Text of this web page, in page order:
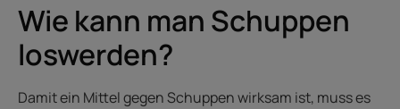
Wie kann man Schuppen
loswerden?
Damit ein Mittel gegen Schuppen wirksam ist, muss es